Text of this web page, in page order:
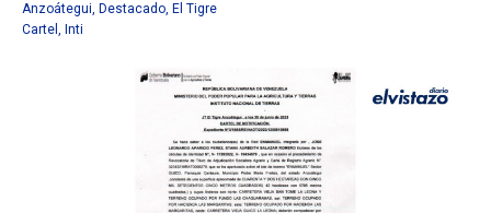
Anzoátegui, Destacado, El Tigre
Cartel , Inti